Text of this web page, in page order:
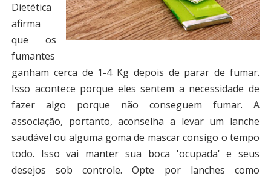
Dietética
afirma
que os
fumantes
ganham cerca de 1-4 Kg depois de parar de fumar.
Isso acontece porque eles sentem a necessidade de
fazer algo porque não conseguem fumar. A
associação, portanto, aconselha a levar um lanche
saudável ou alguma goma de mascar consigo o tempo
todo. Isso vai manter sua boca 'ocupada' e seus
desejos sob controle. Opte por lanches como